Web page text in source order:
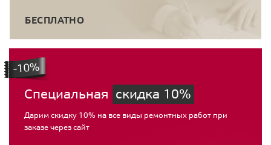
БЕСПЛАТНО
Специальная скидка 10%
Дарим скидку 10% на все виды ремонтных работ при
заказе через сайт